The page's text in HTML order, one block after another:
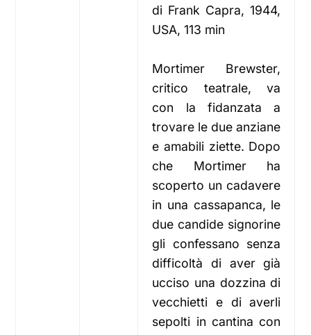
di Frank Capra, 1944,
USA, 113 min
Mortimer Brewster,
critico teatrale, va
con la fidanzata a
trovare le due anziane
e amabili ziette. Dopo
che Mortimer ha
scoperto un cadavere
in una cassapanca, le
due candide signorine
gli confessano senza
difficoltà di aver già
ucciso una dozzina di
vecchietti e di averli
sepolti in cantina con